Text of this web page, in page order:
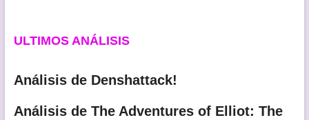
ULTIMOS ANÁLISIS
Análisis de Denshattack!
Análisis de The Adventures of Elliot: The